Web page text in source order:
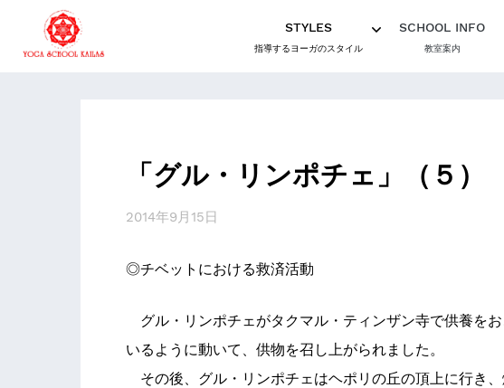
STYLES
指導するヨーガのスタイル
SCHOOL INFO
教室案内
「グル・リンポチェ」（５）
2014年9月15日
◎チベットにおける救済活動
グル・リンポチェがタクマル・ティンザン寺で供養を
いるように動いて、供物を召し上がられました。
その後、グル・リンポチェはヘポリの丘の頂上に行き